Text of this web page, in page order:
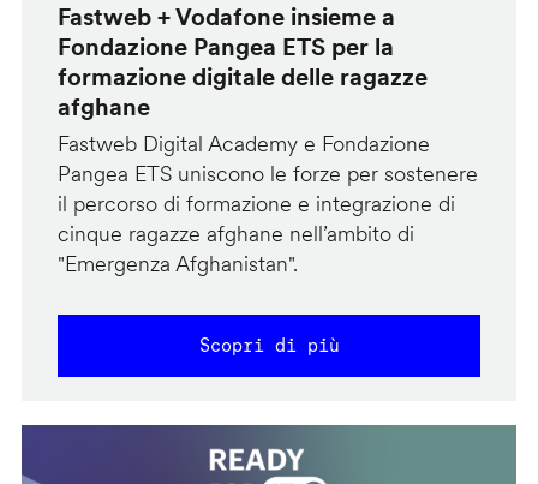
Fastweb + Vodafone insieme a
Fondazione Pangea ETS per la
formazione digitale delle ragazze
afghane
Fastweb Digital Academy e Fondazione
Pangea ETS uniscono le forze per sostenere
il percorso di formazione e integrazione di
cinque ragazze afghane nell’ambito di
"Emergenza Afghanistan".
Scopri di più